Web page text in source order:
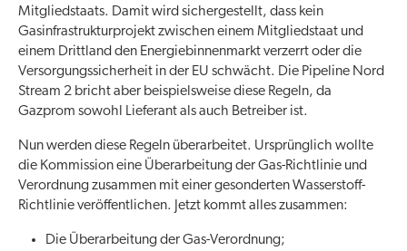
Mitgliedstaats. Damit wird sichergestellt, dass kein
Gasinfrastrukturprojekt zwischen einem Mitgliedstaat und
einem Drittland den Energiebinnenmarkt verzerrt oder die
Versorgungssicherheit in der EU schwächt. Die Pipeline Nord
Stream 2 bricht aber beispielsweise diese Regeln, da
Gazprom sowohl Lieferant als auch Betreiber ist.
Nun werden diese Regeln überarbeitet. Ursprünglich wollte
die Kommission eine Überarbeitung der Gas-Richtlinie und
Verordnung zusammen mit einer gesonderten Wasserstoff-
Richtlinie veröffentlichen. Jetzt kommt alles zusammen:
Die Überarbeitung der Gas-Verordnung;